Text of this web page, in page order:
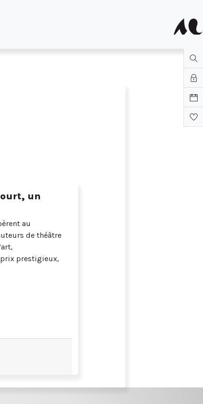
un
au
de théâtre
prestigieux,